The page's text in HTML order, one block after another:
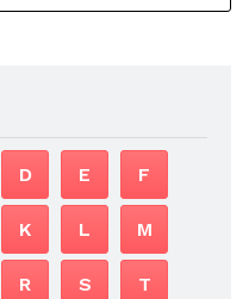
D E F
K L M
R S T